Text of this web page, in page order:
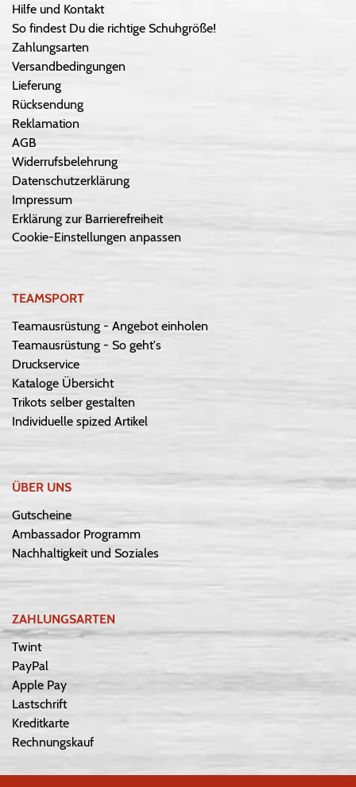
Hilfe und Kontakt
So findest Du die richtige Schuhgröße!
Zahlungsarten
Versandbedingungen
Lieferung
Rücksendung
Reklamation
AGB
Widerrufsbelehrung
Datenschutzerklärung
Impressum
Erklärung zur Barrierefreiheit
Cookie-Einstellungen anpassen
TEAMSPORT
Teamausrüstung - Angebot einholen
Teamausrüstung - So geht's
Druckservice
Kataloge Übersicht
Trikots selber gestalten
Individuelle spized Artikel
ÜBER UNS
Gutscheine
Ambassador Programm
Nachhaltigkeit und Soziales
ZAHLUNGSARTEN
Twint
PayPal
Apple Pay
Lastschrift
Kreditkarte
Rechnungskauf